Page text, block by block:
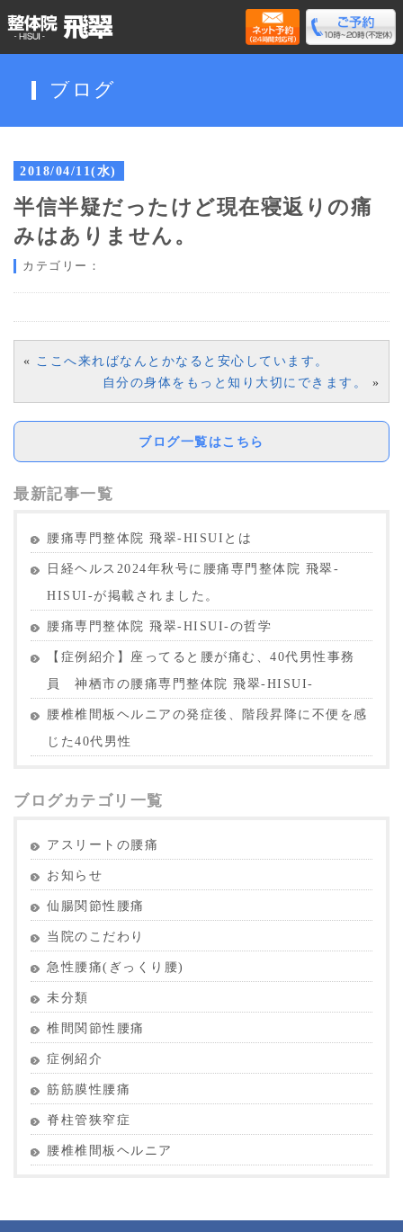
ブログ
2018/04/11(水)
半信半疑だったけど現在寝返りの痛
みはありません。
カテゴリー：
« ここへ来ればなんとかなると安心しています。
自分の身体をもっと知り大切にできます。
»
ブログ一覧はこちら
最新記事一覧
腰痛専門整体院 飛翠-HISUIとは
日経ヘルス2024年秋号に腰痛専門整体院 飛翠-
HISUI-が掲載されました。
腰痛専門整体院 飛翠-HISUI-の哲学
【症例紹介】座ってると腰が痛む、40代男性事務
員 神栖市の腰痛専門整体院 飛翠-HISUI-
腰椎椎間板ヘルニアの発症後、階段昇降に不便を感
じた40代男性
ブログカテゴリ一覧
アスリートの腰痛
お知らせ
仙腸関節性腰痛
当院のこだわり
急性腰痛(ぎっくり腰)
未分類
椎間関節性腰痛
症例紹介
筋筋膜性腰痛
脊柱管狭窄症
腰椎椎間板ヘルニア